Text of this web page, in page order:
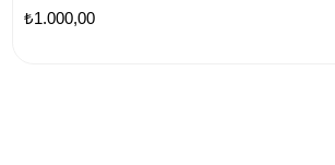
₺1.000,00